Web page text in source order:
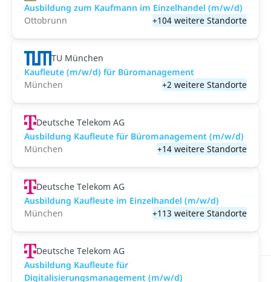
Ausbildung zum Kaufmann im Einzelhandel (m/w/d)
Ottobrunn
+104 weitere Standorte
TU München
Kaufleute (m/w/d) für Büromanagement
München
+2 weitere Standorte
Deutsche Telekom AG
Ausbildung Kaufleute für Büromanagement (m/w/d)
München
+14 weitere Standorte
Deutsche Telekom AG
Ausbildung Kaufleute im Einzelhandel (m/w/d)
München
+113 weitere Standorte
Deutsche Telekom AG
Ausbildung Kaufleute für
Digitalisierungsmanagement (m/w/d)